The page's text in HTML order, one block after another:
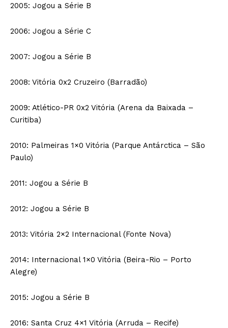
2005: Jogou a Série B
2006: Jogou a Série C
2007: Jogou a Série B
2008: Vitória 0x2 Cruzeiro (Barradão)
2009: Atlético-PR 0x2 Vitória (Arena da Baixada –
Curitiba)
2010: Palmeiras 1×0 Vitória (Parque Antárctica – São
Paulo)
2011: Jogou a Série B
2012: Jogou a Série B
2013: Vitória 2×2 Internacional (Fonte Nova)
2014: Internacional 1×0 Vitória (Beira-Rio – Porto
Alegre)
2015: Jogou a Série B
2016: Santa Cruz 4×1 Vitória (Arruda – Recife)